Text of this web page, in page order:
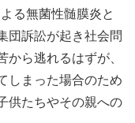
る無菌性髄膜炎と
団訴訟が起き社会問
ら逃れるはずが、
しまった場合のため
供たちやその親への